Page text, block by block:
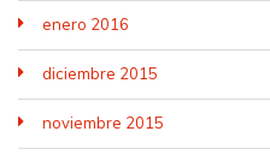
enero 2016
diciembre 2015
noviembre 2015